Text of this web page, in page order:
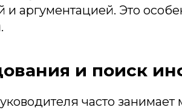
и аргументацией. Это
и поиск
часто